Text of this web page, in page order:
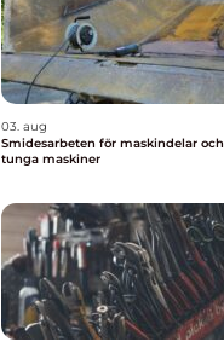
03. aug
Smidesarbeten för maskindelar och
tunga maskiner